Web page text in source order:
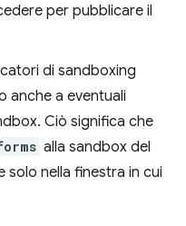
per pubblicare il
di sandboxing
anche a eventuali
Ciò significa che
alla sandbox del
solo nella finestra in cui